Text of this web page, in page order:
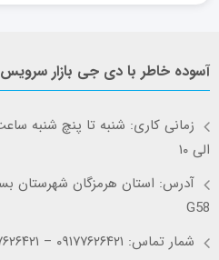
آسوده خاطر با دی جی بازار سرویس
الی ۱۰
G58
شمار تماس: ۰۹۱۷۷۶۲۶۴۲۱ – ۰۹۳۵۷۶۲۶۴۲۱